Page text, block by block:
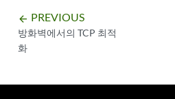
arrow_backward PREVIOUS
방화벽에서의 TCP 최적
화